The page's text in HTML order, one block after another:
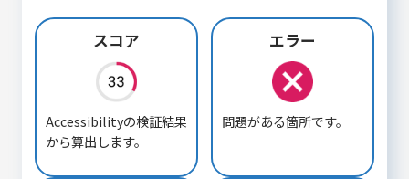
スコア
Accessibilityの検証結果
から算出します。
エラー
問題がある箇所です。